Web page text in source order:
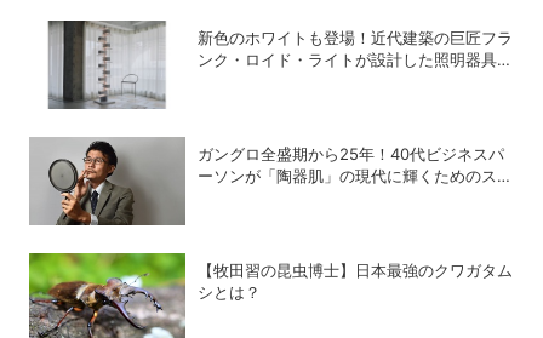
新色のホワイトも登場！近代建築の巨匠フラ
ンク・ロイド・ライトが設計した照明器具の
ガングロ全盛期から25年！40代ビジネスパ
ーソンが「陶器肌」の現代に輝くためのスキ
【牧田習の昆虫博士】日本最強のクワガタム
シとは？